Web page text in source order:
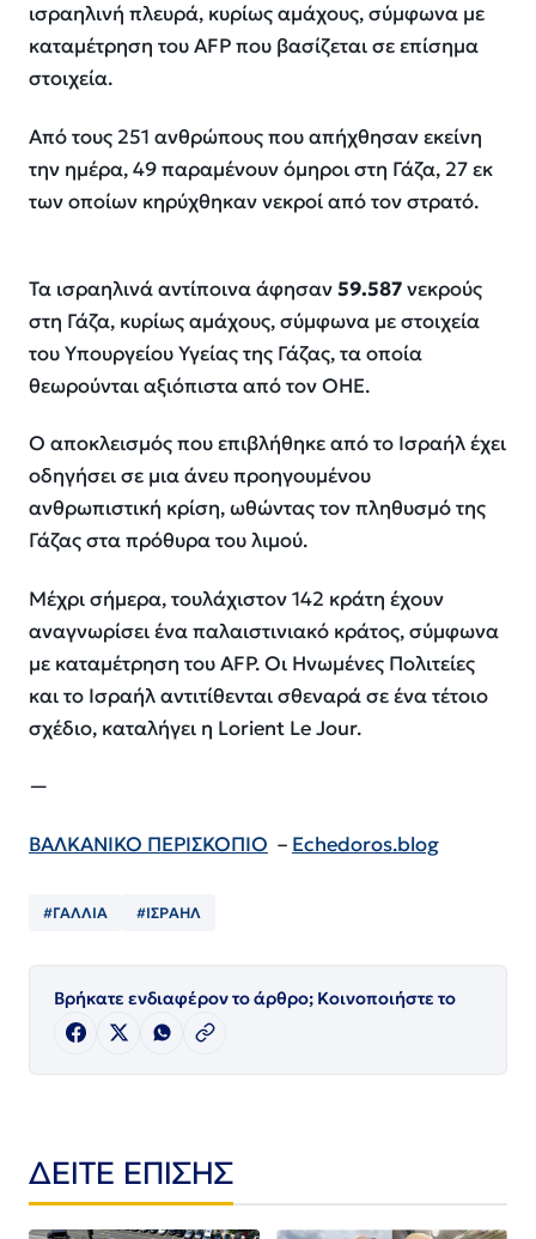
ισραηλινή πλευρά, κυρίως αμάχους, σύμφωνα με
καταμέτρηση του AFP που βασίζεται σε επίσημα
στοιχεία.
Από τους 251 ανθρώπους που απήχθησαν εκείνη
την ημέρα, 49 παραμένουν όμηροι στη Γάζα, 27 εκ
των οποίων κηρύχθηκαν νεκροί από τον στρατό.
Τα ισραηλινά αντίποινα άφησαν59.587νεκρούς
στη Γάζα, κυρίως αμάχους, σύμφωνα με στοιχεία
του Υπουργείου Υγείας της Γάζας, τα οποία
θεωρούνται αξιόπιστα από τον ΟΗΕ.
Ο αποκλεισμός που επιβλήθηκε από το Ισραήλ έχει
οδηγήσει σε μια άνευ προηγουμένου
ανθρωπιστική κρίση, ωθώντας τον πληθυσμό της
Γάζας στα πρόθυρα του λιμού.
Μέχρι σήμερα, τουλάχιστον 142 κράτη έχουν
αναγνωρίσει ένα παλαιστινιακό κράτος, σύμφωνα
με καταμέτρηση του AFP. Οι Ηνωμένες Πολιτείες
και το Ισραήλ αντιτίθενται σθεναρά σε ένα τέτοιο
σχέδιο, καταλήγει η Lorient LeJour.
—
ΒΑΛΚΑΝΙΚΟ ΠΕΡΙΣΚΟΠΙΟ – Echedoros.blog
#ΓΑΛΛΙΑ #ΙΣΡΑΗΛ
Βρήκατε ενδιαφέρον το άρθρο; Κοινοποιήστε το
ΔΕΙΤΕ ΕΠΙΣΗΣ